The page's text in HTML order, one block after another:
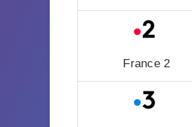
France 2